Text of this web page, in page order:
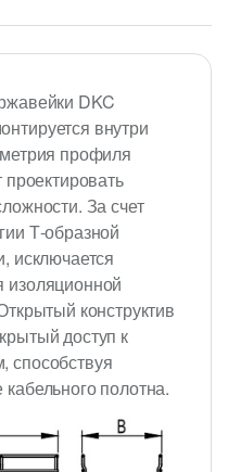
DKC
внутри
профиля
проектировать
За счет
Т-образной
исключается
изоляционной
конструктив
доступ к
способствуя
полотна.